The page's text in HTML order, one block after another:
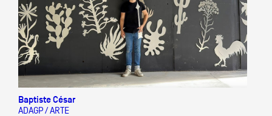
Baptiste César
ADAGP / ARTE